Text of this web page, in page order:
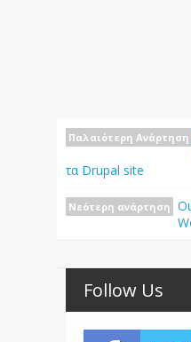
Παλαιότερη Ανάρτηση
τα Drupal site
Νεότερη ανάρτηση
Follow Us